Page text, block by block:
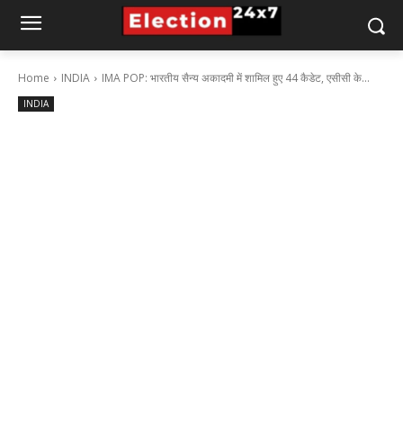
Home INDIA IMA POP: भारतीय सैन्य अकादमी में शामिल हुए 44 कैडेट, एसीसी के...
INDIA